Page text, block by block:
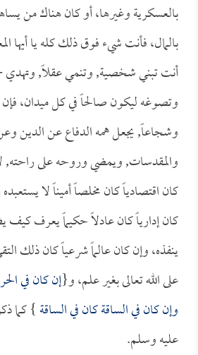
بالعسكرية وغيرها، أو كان هناك من
بالمال، فأنت شيء فوق ذلك كله يا أيها
أنت تبني شخصية, وتنمي عقلاً, وتهدي -
وتصوغه ليكون صالحاً في كل ميدان،
وشجاعاً, يجعل همه الدفاع عن الدين
والمقدسات, ويمضي وروحه على راحته,
كان اقتصادياً كان مخلصاً أميناً لا
كان إدارياً كان عادلاً حكيماً يعرف
ينفذه، وإن كان عالماً شرعياً كان ذلك
على الله تعالى بغير علم، و{إن كان في
وإن كان في الساقة كان في الساقة} كما
عليه وسلم.